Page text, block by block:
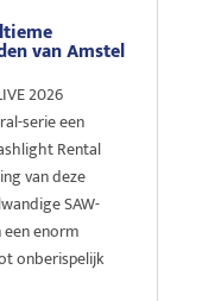
van Amstel
2026
serie een
Rental
van deze
SAW-
enorm
onberispelijk